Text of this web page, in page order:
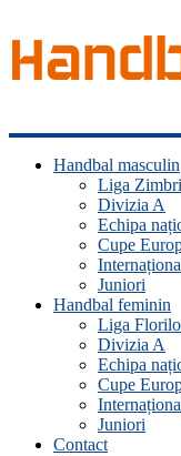
Handbal
ManiaHandbal masculin
Liga
Divizia A
Echipa
Cupe
Juniori
Handbal feminin
Liga
Divizia A
Echipa
Cupe
Juniori
Contact